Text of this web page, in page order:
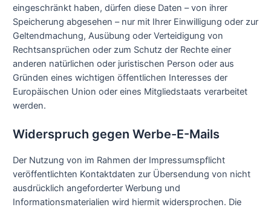
eingeschränkt haben, dürfen diese Daten – von ihrer
Speicherung abgesehen – nur mit Ihrer Einwilligung oder zur
Geltendmachung, Ausübung oder Verteidigung von
Rechtsansprüchen oder zum Schutz der Rechte einer
anderen natürlichen oder juristischen Person oder aus
Gründen eines wichtigen öffentlichen Interesses der
Europäischen Union oder eines Mitgliedstaats verarbeitet
werden.
Widerspruch gegen Werbe-E-Mails
Der Nutzung von im Rahmen der Impressumspflicht
veröffentlichten Kontaktdaten zur Übersendung von nicht
ausdrücklich angeforderter Werbung und
Informationsmaterialien wird hiermit widersprochen. Die